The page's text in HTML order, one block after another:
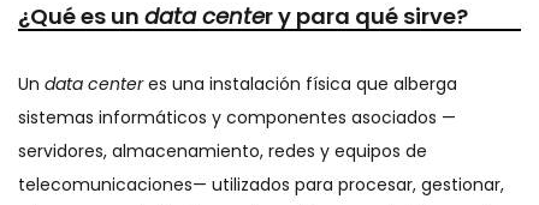
¿Qué es un data center y para qué sirve?
Un data centeres una instalación física que alberga
sistemas informáticos y componentes asociados —
servidores, almacenamiento, redes y equipos de
telecomunicaciones— utilizados para procesar, gestionar,